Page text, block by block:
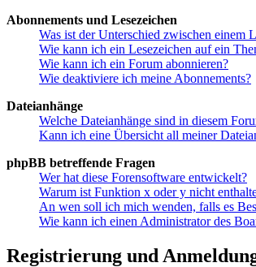
Abonnements und Lesezeichen
Was ist der Unterschied zwischen einem
Wie kann ich ein Lesezeichen auf ein
Wie kann ich ein Forum abonnieren?
Wie deaktiviere ich meine Abonnements?
Dateianhänge
Welche Dateianhänge sind in diesem
Kann ich eine Übersicht all meiner
phpBB betreffende Fragen
Wer hat diese Forensoftware entwickelt?
Warum ist Funktion x oder y nicht
An wen soll ich mich wenden, falls es
Wie kann ich einen Administrator des
Registrierung und